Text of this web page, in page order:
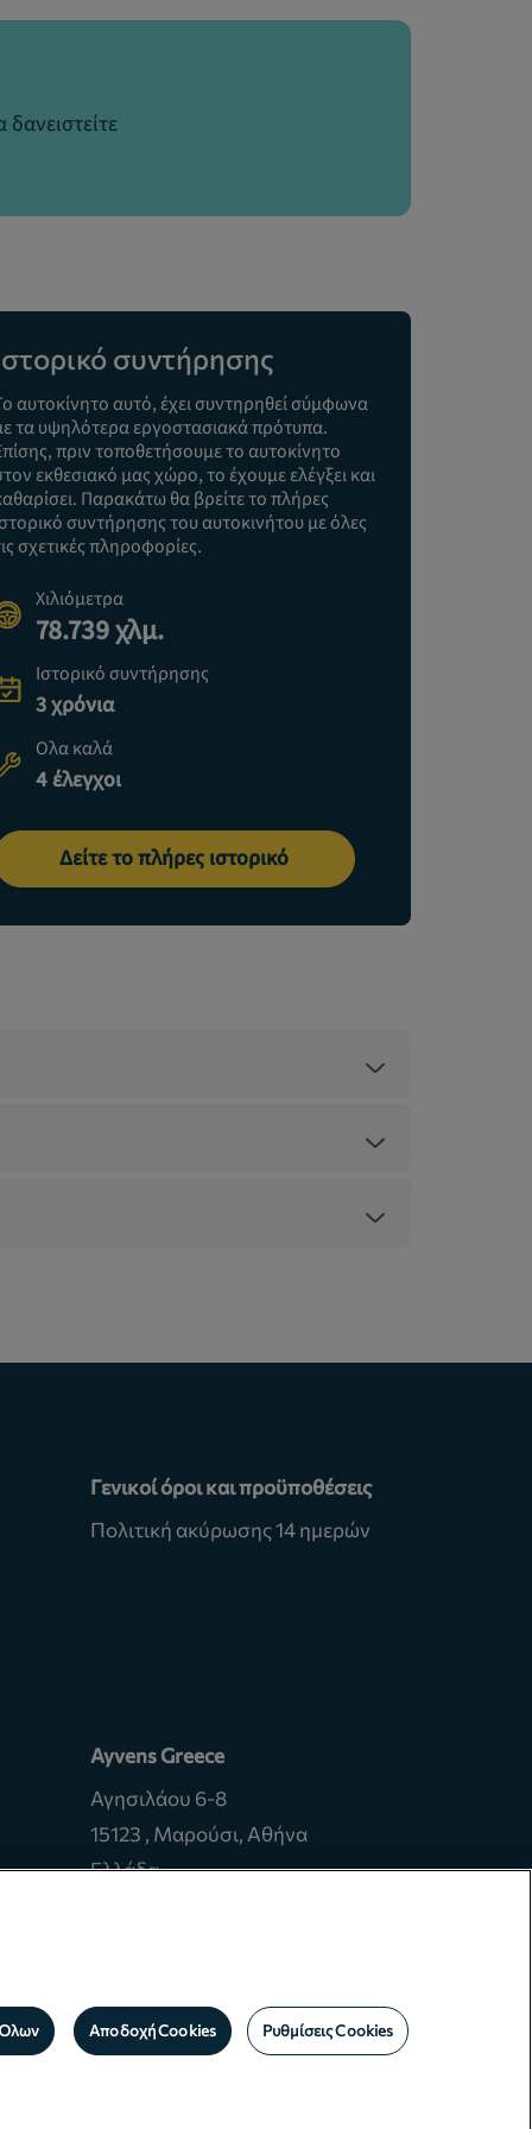
συντήρησης
αυτοκίνητο αυτό, έχει συντηρηθεί σύμφωνα
τα υψηλότερα εργοστασιακά πρότυπα.
πριν τοποθετήσουμε το αυτοκίνητο
εκθεσιακό μας χώρο, το έχουμε ελέγξει και
Παρακάτω θα βρείτε το πλήρες
συντήρησης του αυτοκινήτου με όλες
σχετικές πληροφορίες.
Χιλιόμετρα
78.739 χλμ.
Ιστορικό συντήρησης
3 χρόνια
Ολα καλά
4 έλεγχοι
Δείτε το πλήρες ιστορικό
Γενικοί όροι και προϋποθέσεις
Πολιτική ακύρωσης 14 ημερών
Ayvens Greece
Αγησιλάου 6-8
15123 , Μαρούσι, Αθήνα
Ελλάδα
Ρυθμίσεις Cookies
Αποδοχή Cookies